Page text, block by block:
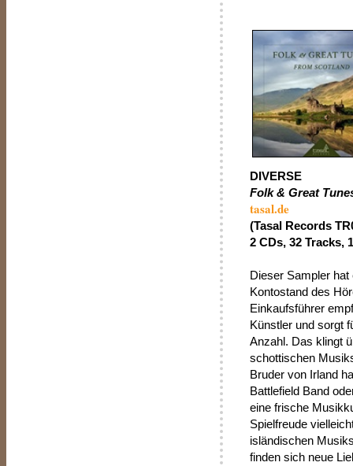
DIVERSE
Folk & Great
tasal.de
(Tasal Records
2 CDs, 32 Tracks,
Dieser Sampler
Kontostand des
Einkaufsführer
Künstler und sorgt
Anzahl. Das klingt
schottischen
Bruder von Irland
Battlefield Band
eine frische
Spielfreude
isländischen
finden sich neue